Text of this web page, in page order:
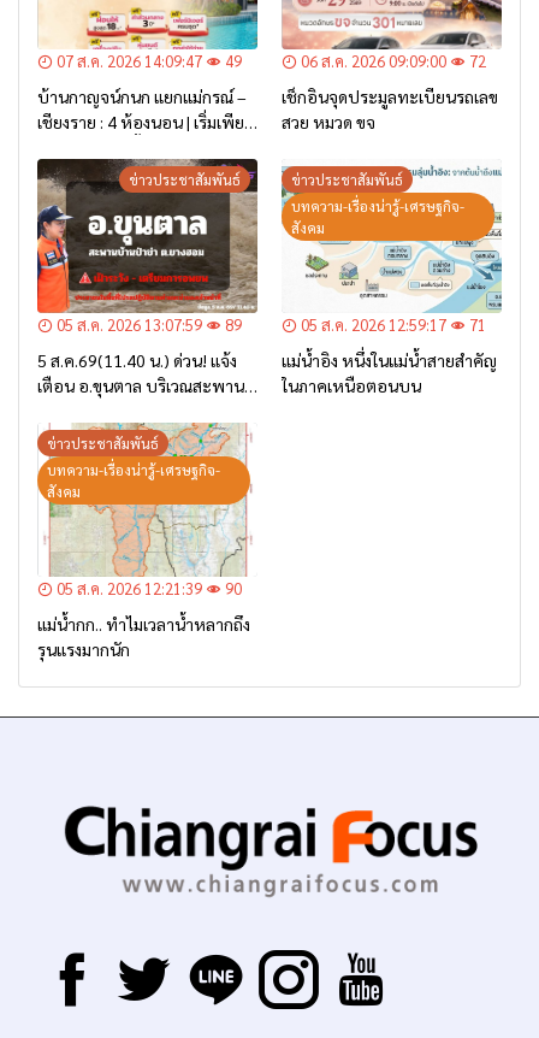
07 ส.ค. 2026 14:09:47 49
บ้านกาญจน์กนก แยกแม่กรณ์ –
เชียงราย : 4 ห้องนอน | เริ่มเพียง
06 ส.ค. 2026 09:09:00 72
เช็กอินจุดประมูลทะเบียนรถเลข
สวย หมวด ขจ
ข่าวประชาสัมพันธ์
05 ส.ค. 2026 13:07:59 89
5 ส.ค.69(11.40 น.) ด่วน! แจ้ง
เตือน อ.ขุนตาล บริเวณสะพาน
– เตรียมการอพยพ”
ข่าวประชาสัมพันธ์
บทความ-เรื่องน่ารู้-เศรษฐกิจ-
สังคม
05 ส.ค. 2026 12:59:17 71
แม่น้ำอิง หนึ่งในแม่น้ำสายสำคัญ
ในภาคเหนือตอนบน
ข่าวประชาสัมพันธ์
บทความ-เรื่องน่ารู้-เศรษฐกิจ-
สังคม
05 ส.ค. 2026 12:21:39 90
แม่น้ำกก.. ทำไมเวลาน้ำหลากถึง
รุนแรงมากนัก